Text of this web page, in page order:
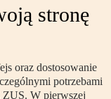
stronę
oraz dostosowanie
potrzebami
ZUS. W pierwszej